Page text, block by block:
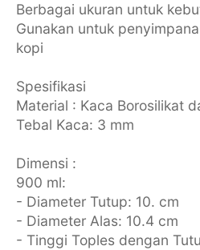
Berbagai ukuran untuk
Gunakan untuk
kopi
Spesifikasi
Material : Kaca Borosilikat
Tebal Kaca: 3 mm
Dimensi :
900 ml:
- Diameter Tutup: 10. cm
- Diameter Alas: 10.4 cm
- Tinggi Toples dengan